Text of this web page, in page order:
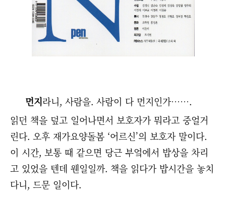
먼지라니, 사람을. 사람이 다 먼지인가…….
읽던 책을 덮고 일어나면서 보호자가 뭐라고 중얼거
린다. 오후 재가요양돌봄 ‘어르신’의 보호자 말이다.
이 시간, 보통 때 같으면 당근 부엌에서 밥상을 차리
고 있었을 텐데 웬일일까. 책을 읽다가 밥시간을 놓치
다니, 드문 일이다.